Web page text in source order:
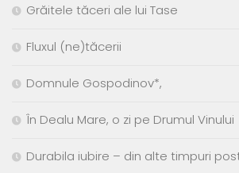
Grăitele tăceri ale lui Tase
Fluxul (ne)tăcerii
Domnule Gospodinov*,
În Dealu Mare, o zi pe Drumul Vinului
Durabila iubire – din alte timpuri